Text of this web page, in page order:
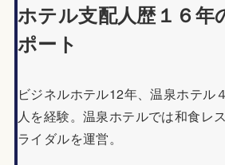
ホテル支配人歴１６年
ポート
ビジネルホテル12年、温泉ホテル
人を経験。温泉ホテルでは和食レ
ライダルを運営。